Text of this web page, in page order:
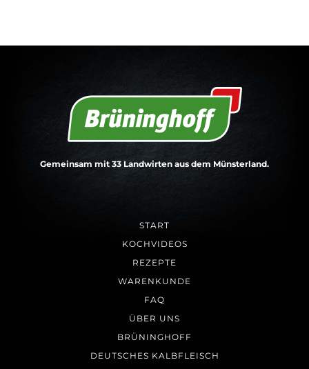
Gemeinsam mit 33 Landwirten aus dem Münsterland.
START
KOCHVIDEOS
REZEPTE
WARENKUNDE
FAQ
ÜBER UNS
BRÜNINGHOFF
DEUTSCHES KALBFLEISCH